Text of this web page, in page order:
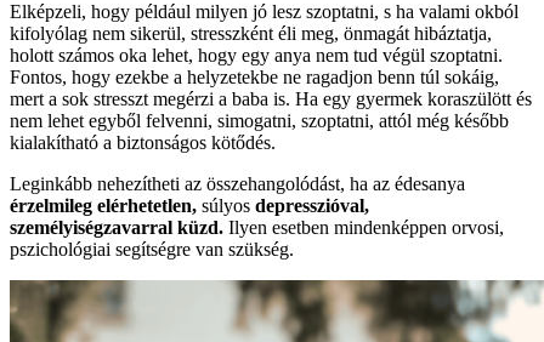
Elképzeli, hogy például milyen jó lesz szoptatni, s ha valami okból
kifolyólag nem sikerül, stresszként éli meg, önmagát hibáztatja,
holott számos oka lehet, hogy egy anya nem tud végül szoptatni.
Fontos, hogy ezekbe a helyzetekbe ne ragadjon benn túl sokáig,
mert a sok stresszt megérzi a baba is. Ha egy gyermek koraszülött és
nem lehet egyből felvenni, simogatni, szoptatni, attól még később
kialakítható a biztonságos kötődés.
Leginkább nehezítheti az összehangolódást, ha az édesanya
érzelmileg elérhetetlen, súlyos depresszióval,
személyiségzavarral küzd. Ilyen esetben mindenképpen orvosi,
pszichológiai segítségre van szükség.